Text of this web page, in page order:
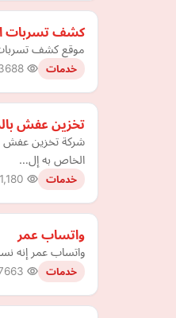
كشف تسربات
موقع كشف تسربات
خدمات
تخزين عفش
شركة تخزين عفش
الخاص به إل…
خدمات
واتساب عمر
واتساب عمر إنه
خدمات